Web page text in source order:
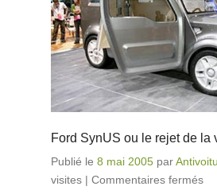
Ford SynUS ou le rejet de la
Publié le 8 mai 2005 par
visites | Commentaires fermés